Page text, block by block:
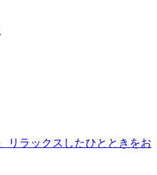
リラックスしたひとときをお